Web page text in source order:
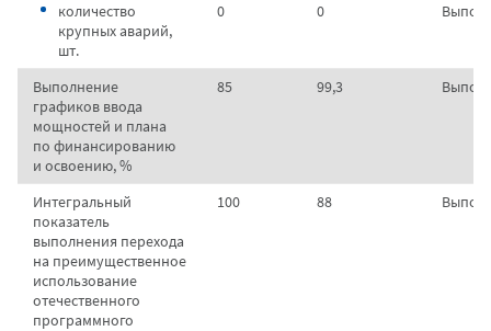
количество
крупных аварий,
шт.
0 0
Выполнение
графиков ввода
мощностей и плана
по финансированию
и освоению, %
85 99,3
Интегральный
показатель
выполнения перехода
на преимущественное
использование
отечественного
программного
100 88